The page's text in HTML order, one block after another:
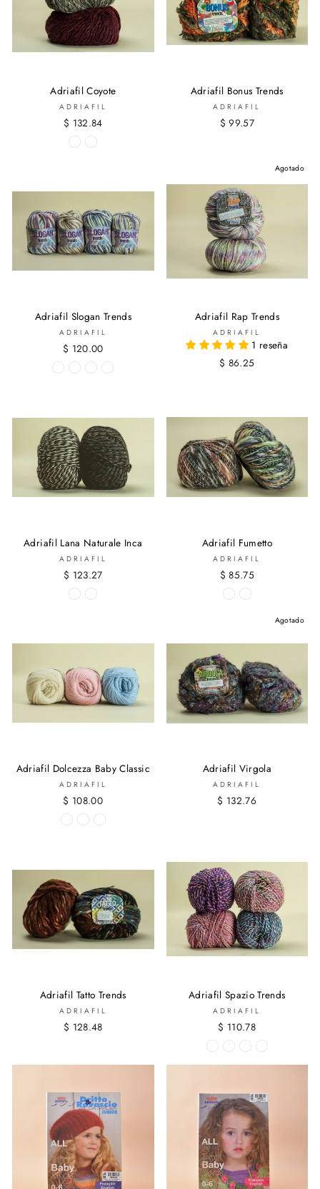
Adriafil Coyote
ADRIAFIL
$ 132.84
Adriafil Bonus Trends
ADRIAFIL
$ 99.57
Adriafil Slogan Trends
ADRIAFIL
$ 120.00
Agotado
Adriafil Rap Trends
ADRIAFIL
1 reseña
$ 86.25
Adriafil Lana Naturale Inca
ADRIAFIL
$ 123.27
Adriafil Fumetto
ADRIAFIL
$ 85.75
Adriafil Dolcezza Baby Classic
ADRIAFIL
$ 108.00
Agotado
Adriafil Virgola
ADRIAFIL
$ 132.76
Adriafil Tatto Trends
ADRIAFIL
$ 128.48
Adriafil Spazio Trends
ADRIAFIL
$ 110.78